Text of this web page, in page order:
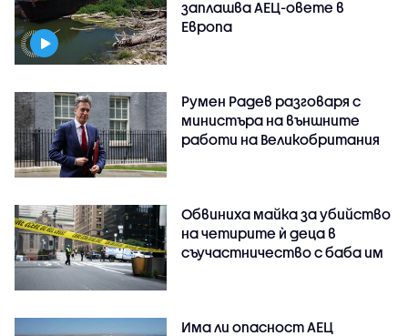
заплашва АЕЦ-овете в
Европа
Румен Радев разговаря с
министъра на външните
работи на Великобритания
Обвиниха майка за убийство
на четирите ѝ деца в
съучастничество с баба им
Има ли опасност АЕЦ